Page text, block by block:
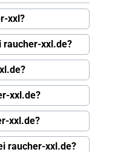
xxl?
raucher-xxl.de?
xxl.de?
xxl.de?
raucher-xxl.de?